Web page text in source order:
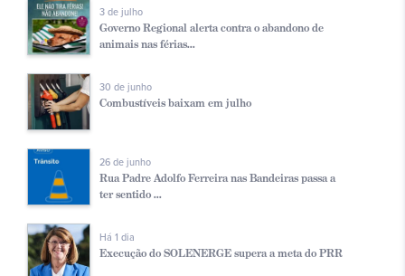
3 de julho
Governo Regional alerta contra o abandono de
animais nas férias...
30 de junho
Combustíveis baixam em julho
26 de junho
Rua Padre Adolfo Ferreira nas Bandeiras passa a
ter sentido ...
Há 1 dia
Execução do SOLENERGE supera a meta do PRR